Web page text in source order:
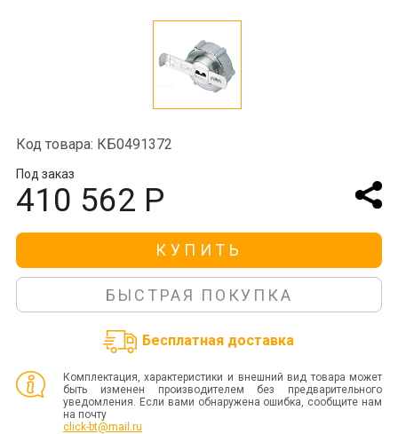
Код товара: КБ0491372
Под заказ
410 562 Р
КУПИТЬ
БЫСТРАЯ ПОКУПКА
Бесплатная доставка
Комплектация, характеристики и внешний вид товара может
быть изменен производителем без предварительного
уведомления. Если вами обнаружена ошибка, сообщите нам
на почту
click-bt@mail.ru